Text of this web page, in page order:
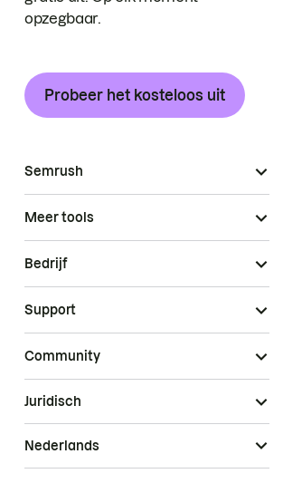
opzegbaar.
Probeer het kosteloos uit
Semrush
Meer tools
Bedrijf
Support
Community
Juridisch
Nederlands